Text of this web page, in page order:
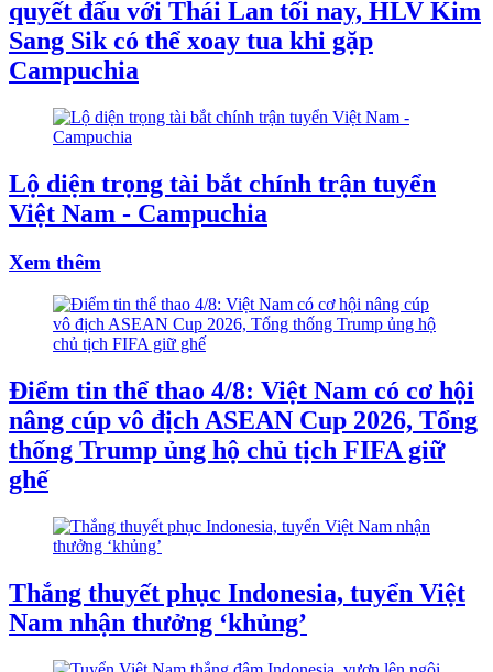
quyết đấu với Thái Lan tối nay, HLV Kim
Sang Sik có thể xoay tua khi gặp
Campuchia
Lộ diện trọng tài bắt chính trận tuyển
Việt Nam - Campuchia
Xem thêm
Điểm tin thể thao 4/8: Việt Nam có cơ hội
nâng cúp vô địch ASEAN Cup 2026, Tổng
thống Trump ủng hộ chủ tịch FIFA giữ
ghế
Thắng thuyết phục Indonesia, tuyển Việt
Nam nhận thưởng ‘khủng’